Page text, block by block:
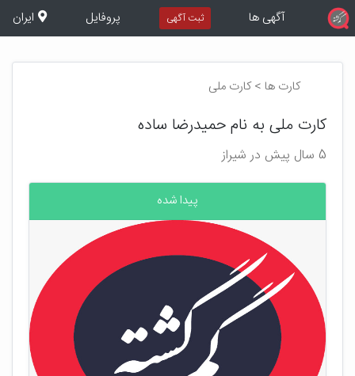
آگهی ها ثبت آگهی پروفایل ایران
کارت ها > کارت ملی
کارت ملی به نام حمیدرضا ساده
5 سال پیش در شیراز
پیدا شده